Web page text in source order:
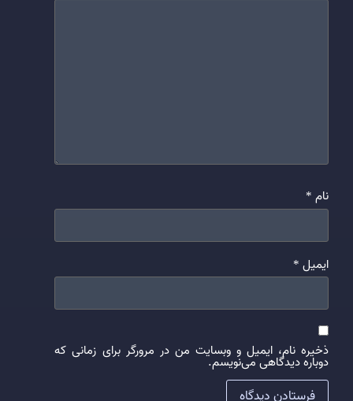
نام *
ایمیل *
ذخیره نام، ایمیل و وبسایت من در مرورگر برای زمانی که
دوباره دیدگاهی می‌نویسم.